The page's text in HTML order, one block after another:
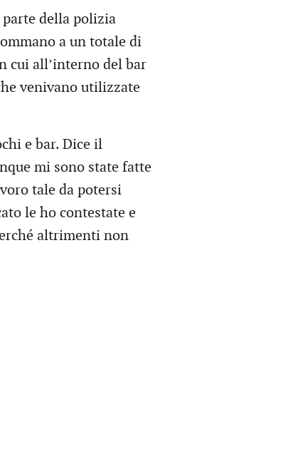
della polizia
a un totale di
cui all’interno del bar
venivano utilizzate
e bar. Dice il
mi sono state fatte
tale da potersi
le ho contestate e
altrimenti non